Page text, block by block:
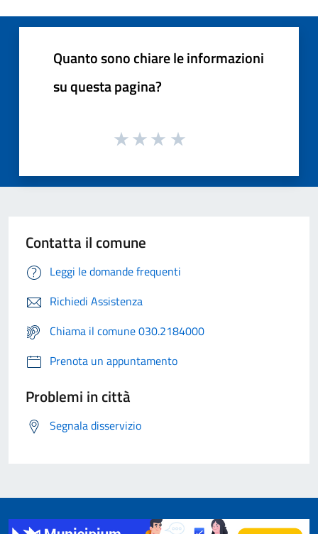
Quanto sono chiare le informazioni
su questa pagina?
Contatta il comune
Leggi le domande frequenti
Richiedi Assistenza
Chiama il comune 030.2184000
Prenota un appuntamento
Problemi in città
Segnala disservizio